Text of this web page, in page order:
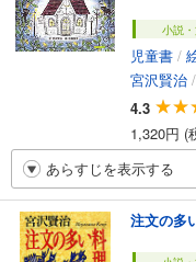
小説
児童書 /
宮沢賢治 /
4.3
1,320円 (
あらすじを表示する
注文の多